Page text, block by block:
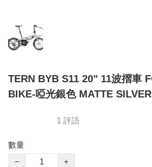
TERN BYB S11 20" 11波摺車
BIKE-啞光銀色 MATTE
1 評語
數量
−
+